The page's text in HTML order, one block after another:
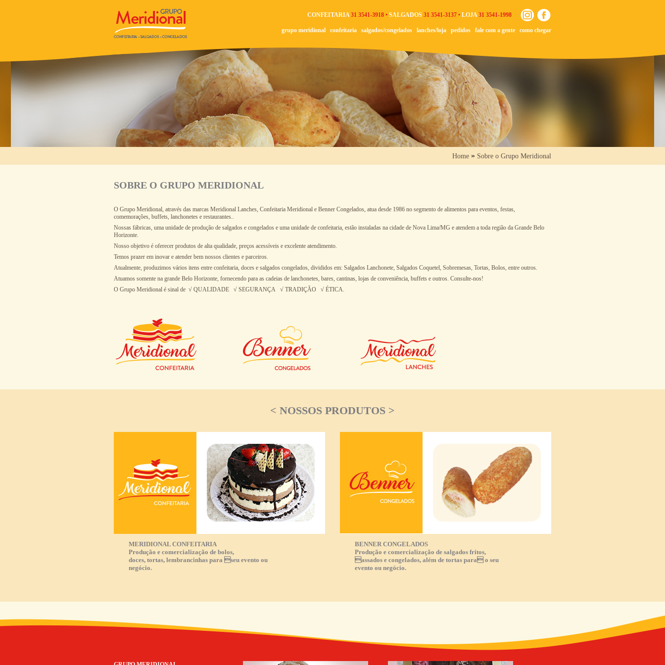
CONFEITARIA31 3541-3918 • SALGADOS 31 3541-3137 • LOJA31 3541-1998
grupo meridional confeitaria salgados/congelados lanches/loja pedidos fale com a gente como chegar
Home » Sobre o Grupo Meridional
SOBRE O GRUPO MERIDIONAL
O Grupo Meridional, através das marcas Meridional Lanches, Confeitaria Meridional e Benner Congelados, atua desde 1986 no segmento de alimentos para eventos, festas,
comemorações, buffets, lanchonetes e restaurantes..
Nossas fábricas, uma unidade de produção de salgados e congelados e uma unidade de confeitaria, estão instaladas na cidade de Nova Lima/MG e atendem a toda região da Grande Belo
Horizonte.
Nosso objetivo é oferecer produtos de alta qualidade, preços acessíveis e excelente atendimento.
Temos prazer em inovar e atender bem nossos clientes e parceiros.
Atualmente, produzimos vários itens entre confeitaria, doces e salgados congelados, divididos em: Salgados Lanchonete, Salgados Coquetel, Sobremesas, Tortas, Bolos, entre outros.
Atuamos somente na grande Belo Horizonte, fornecendo para as cadeias de lanchonetes, bares, cantinas, lojas de conveniência, buffets e outros. Consulte-nos!
O Grupo Meridional é sinal de √ QUALIDADE √ SEGURANÇA √ TRADIÇÃO √ ÉTICA.
< NOSSOS PRODUTOS >
MERIDIONAL CONFEITARIA
Produção e comercialização de bolos,
doces, tortas, lembrancinhas para seu evento ou
negócio.
BENNER CONGELADOS
Produção e comercialização de salgados fritos,
assados e congelados, além de tortas para o seu
evento ou negócio.